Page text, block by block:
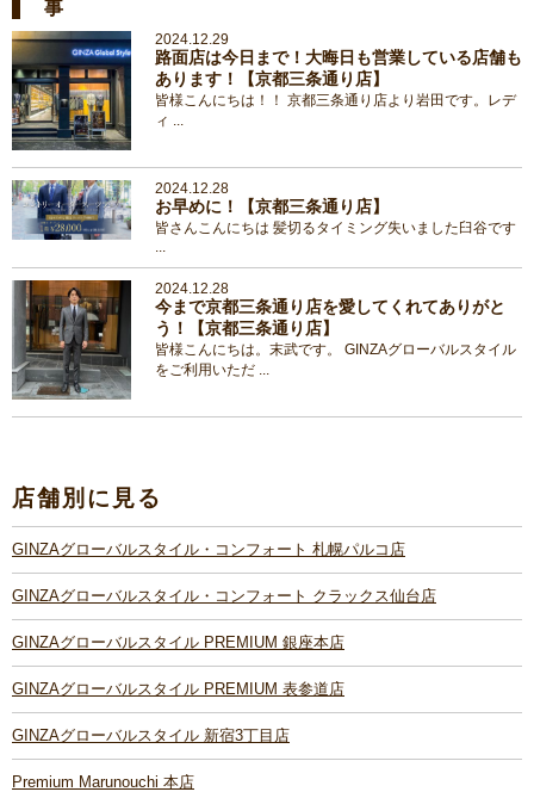
事
2024.12.29
路面店は今日まで！大晦日も営業している店舗も
あります！【京都三条通り店】
皆様こんにちは！！ 京都三条通り店より岩田です。レデ
ィ ...
2024.12.28
お早めに！【京都三条通り店】
皆さんこんにちは 髪切るタイミング失いました臼谷です
...
2024.12.28
今まで京都三条通り店を愛してくれてありがと
う！【京都三条通り店】
皆様こんにちは。末武です。 GINZAグローバルスタイル
をご利用いただ ...
店舗別に見る
GINZAグローバルスタイル・コンフォート 札幌パルコ店
GINZAグローバルスタイル・コンフォート クラックス仙台店
GINZAグローバルスタイル PREMIUM 銀座本店
GINZAグローバルスタイル PREMIUM 表参道店
GINZAグローバルスタイル 新宿3丁目店
Premium Marunouchi 本店